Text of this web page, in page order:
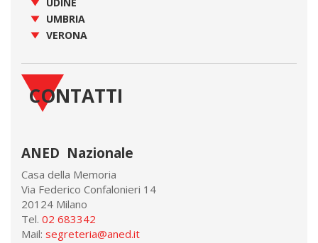
UMBRIA
VERONA
CONTATTI
ANED Nazionale
Casa della Memoria
Via Federico Confalonieri 14
20124 Milano
Tel. 02 683342
Mail: segreteria@aned.it